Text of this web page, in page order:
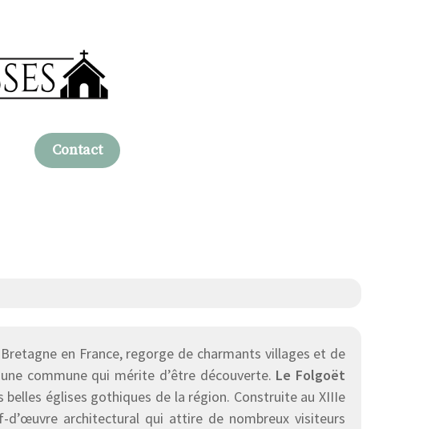
Contact
en France, regorge de charmants villages et de
commune qui mérite d’être découverte. Le Folgoët
églises gothiques de la région. Construite au XIIIe
d’œuvre architectural qui attire de nombreux visiteurs